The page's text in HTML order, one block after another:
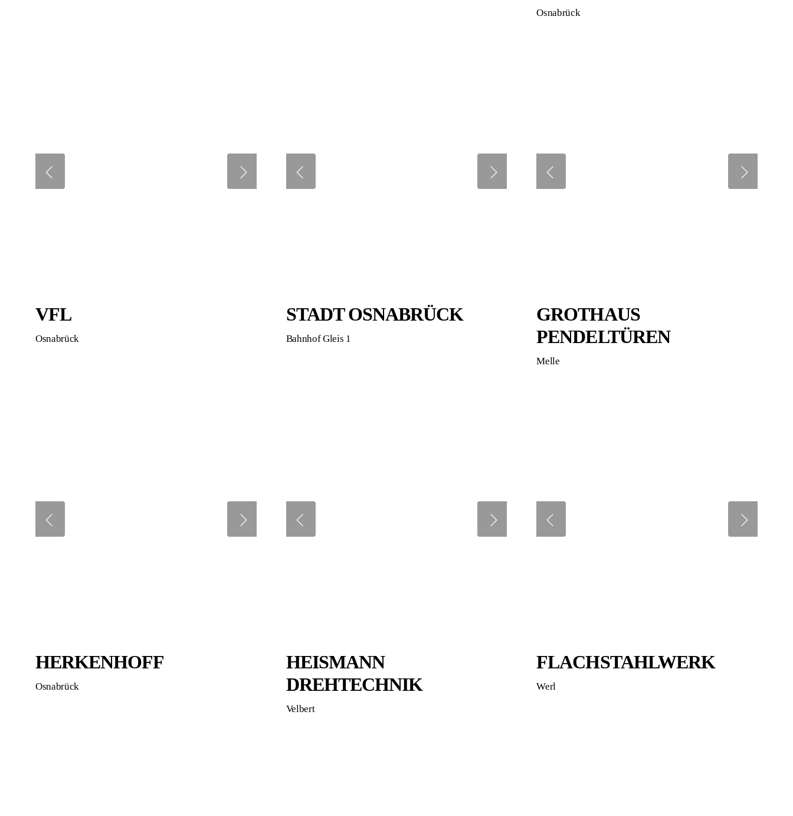
Osnabrück
VFL
Osnabrück
STADT OSNABRÜCK
Bahnhof Gleis 1
GROTHAUS
PENDELTÜREN
Melle
HERKENHOFF
Osnabrück
HEISMANN
DREHTECHNIK
Velbert
FLACHSTAHLWERK
Werl